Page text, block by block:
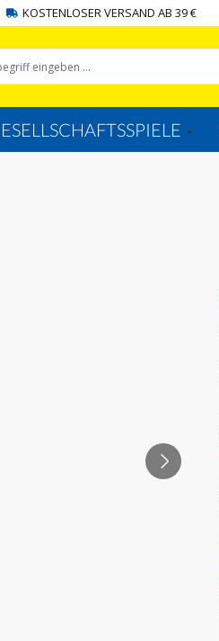
KOSTENLOSER VERSAND AB 39 €